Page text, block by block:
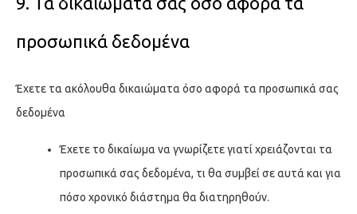
προσωπικά δεδομένα
Έχετε τα ακόλουθα δικαιώματα όσο αφορά τα προσωπικά σας
δεδομένα
Έχετε το δικαίωμα να γνωρίζετε γιατί χρειάζονται τα
προσωπικά σας δεδομένα, τι θα συμβεί σε αυτά και για
πόσο χρονικό διάστημα θα διατηρηθούν.